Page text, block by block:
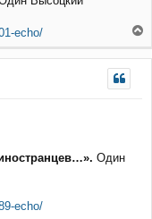
echo/
г
Один
echo/